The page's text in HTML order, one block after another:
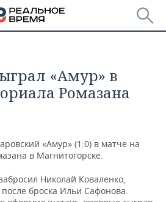
ПФО
«Амур» в
Ромазана
«Амур» (1:0) в матче на
в Магнитогорске.
Николай Коваленко,
броска Ильи Сафонова.